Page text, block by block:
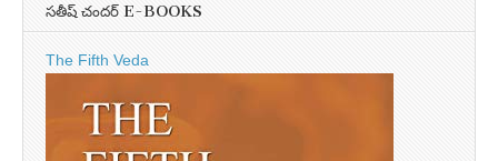
సతీష్ చందర్ E-BOOKS
The Fifth Veda